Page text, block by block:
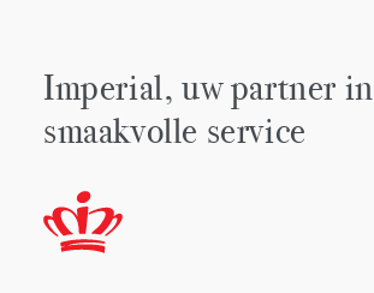
Imperial, uw partner in
smaakvolle service